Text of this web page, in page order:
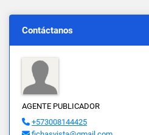
Contáctanos
AGENTE PUBLICADOR
+573008144425